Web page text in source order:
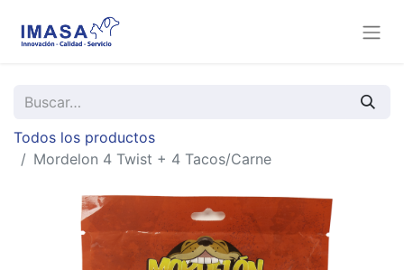
Todos los productos
Mordelon 4 Twist + 4 Tacos/Carne